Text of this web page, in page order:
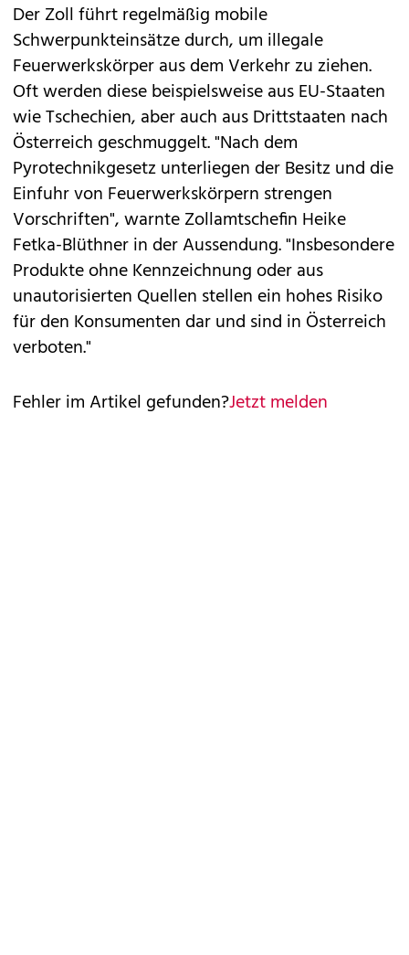
Der Zoll führt regelmäßig mobile
Schwerpunkteinsätze durch, um illegale
Feuerwerkskörper aus dem Verkehr zu ziehen.
Oft werden diese beispielsweise aus EU-Staaten
wie Tschechien, aber auch aus Drittstaaten nach
Österreich geschmuggelt. "Nach dem
Pyrotechnikgesetz unterliegen der Besitz und die
Einfuhr von Feuerwerkskörpern strengen
Vorschriften", warnte Zollamtschefin Heike
Fetka-Blüthner in der Aussendung. "Insbesondere
Produkte ohne Kennzeichnung oder aus
unautorisierten Quellen stellen ein hohes Risiko
für den Konsumenten dar und sind in Österreich
verboten."
Fehler im Artikel gefunden?Jetzt melden